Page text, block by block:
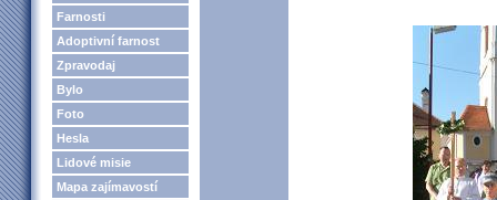
Farnosti
Adoptivní farnost
Zpravodaj
Bylo
Foto
Hesla
Lidové misie
Mapa zajímavostí